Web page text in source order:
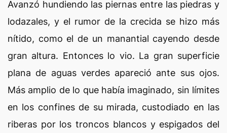
Avanzó hundiendo las piernas entre las piedras y
lodazales, y el rumor de la crecida se hizo más
nítido, como el de un manantial cayendo desde
gran altura. Entonces lo vio. La gran superficie
plana de aguas verdes apareció ante sus ojos.
Más amplio de lo que había imaginado, sin límites
en los confines de su mirada, custodiado en las
riberas por los troncos blancos y espigados del